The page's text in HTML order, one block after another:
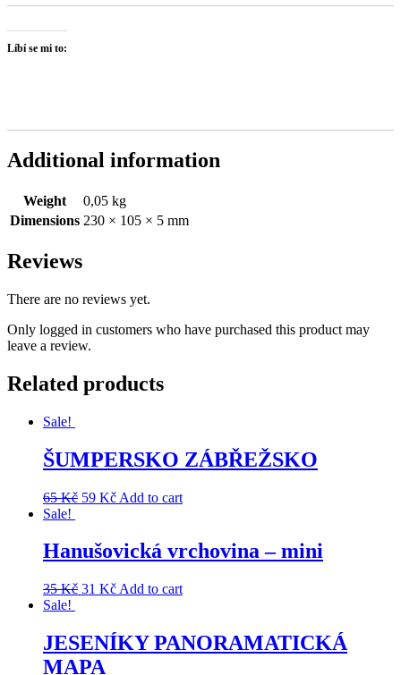
Líbí se mi to:
Additional information
Weight
0,05 kg
Dimensions 230 × 105 × 5 mm
Reviews
There are no reviews yet.
Only logged in customers who have purchased this product may
leave a review.
Related products
Sale!
ŠUMPERSKO ZÁBŘEŽSKO
65Kč 59 Kč Add to cart
Sale!
Hanušovická vrchovina – mini
35Kč 31 Kč Add to cart
Sale!
JESENÍKY PANORAMATICKÁ
MAPA